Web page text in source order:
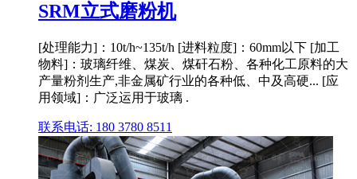
SRM立式磨粉机
[处理能力]：10t/h~135t/h [进料粒度]：60mm以下 [加工
物料]：玻璃纤维、煤炭、煤矸石粉、各种化工原料的大
产量粉剂生产,非金属矿行业的各种低、中及高硬... [应
用领域]：广泛运用于玻璃 .
联系电话: 180 3780 8511